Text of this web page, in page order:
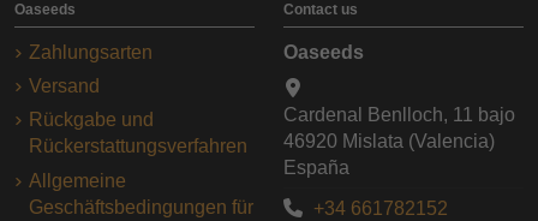
Oaseeds
Zahlungsarten
Versand
Rückgabe und
Rückerstattungsverfahren
Allgemeine
Geschäftsbedingungen für
Contact us
Oaseeds
Cardenal Benlloch, 11 bajo
46920 Mislata (Valencia)
España
+34 661782152